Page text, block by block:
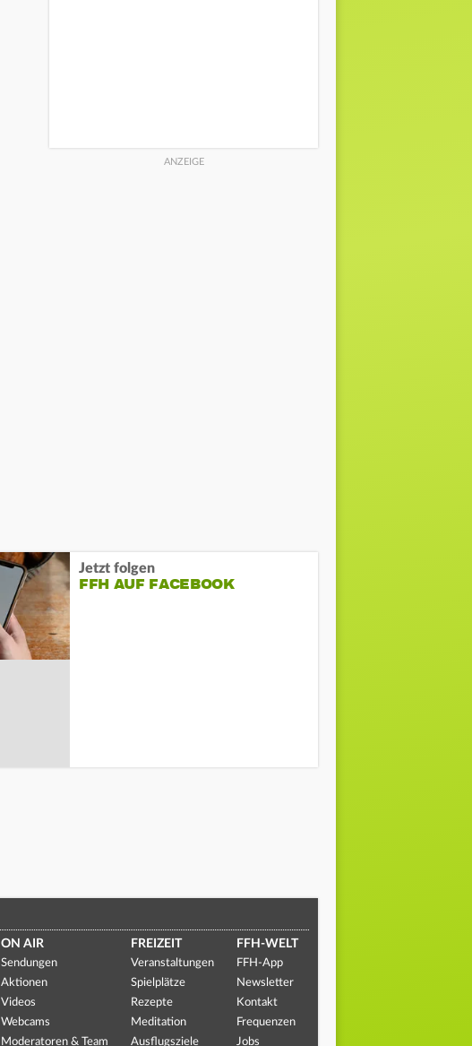
Jetzt folgen
FFH AUF FACEBOOK
ON AIR
Sendungen
Aktionen
Videos
Webcams
Moderatoren & Team
FREIZEIT
Veranstaltungen
Spielplätze
Rezepte
Meditation
Ausflugsziele
FFH-WELT
FFH-App
Newsletter
Kontakt
Frequenzen
Jobs